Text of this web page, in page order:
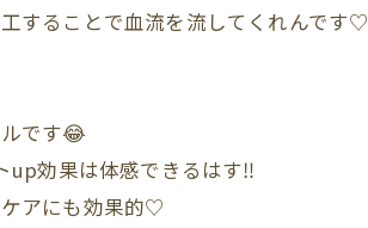
することで血流を流してくれんです♡
です😂
up効果は体感できるはす‼︎
アにも効果的♡